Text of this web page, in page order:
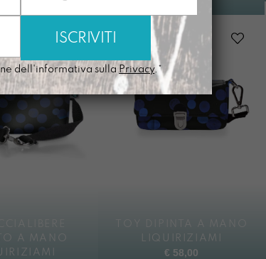
A MANO
LIQUIRIZIAMI
€ 58,00
dell'informativa sulla Privacy.*